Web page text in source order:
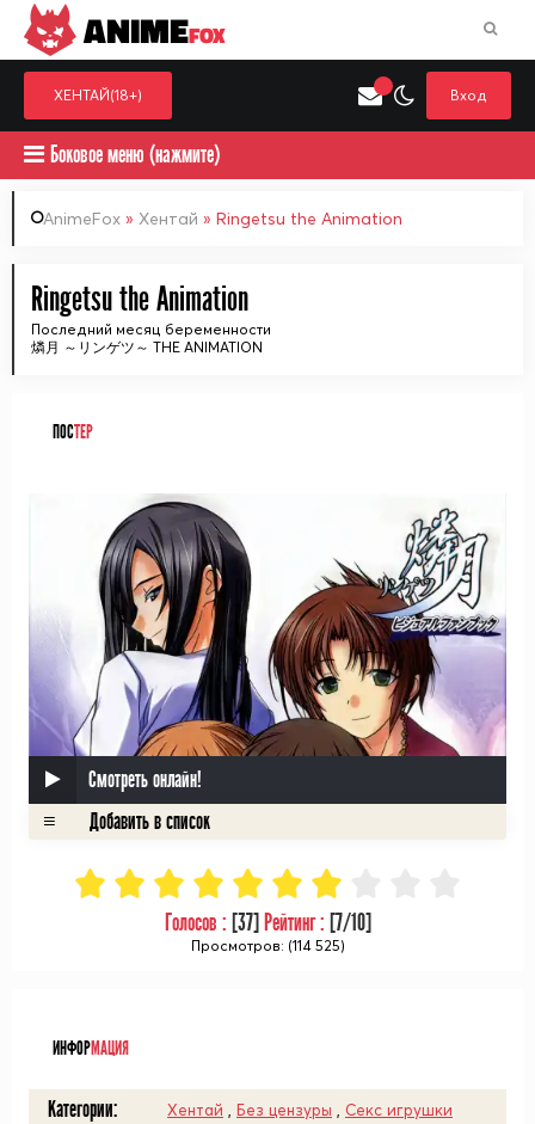
Выберите одну категорию для поиска
ANIMEFOX
ХЕНТАЙ(18+) Вход
Боковое меню (нажмите)
AnimeFox » Хентай » Ringetsu the Animation
Ringetsu the Animation
Последний месяц беременности
燐月 ～リンゲツ～ THE ANIMATION
ПОСТЕР
Смотреть онлайн!
Голосов : [37] Рейтинг : [7/10]
Просмотров: (114 525)
ИНФОРМАЦИЯ
Категории: Хентай Без цензуры Секс игрушки